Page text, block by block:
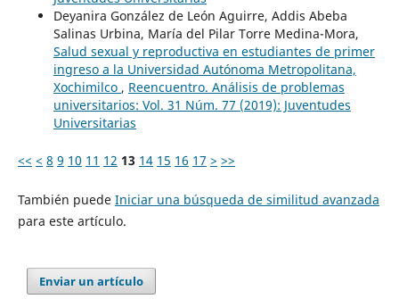
Deyanira González de León Aguirre, Addis Abeba
Salinas Urbina, María del Pilar Torre Medina-Mora,
Salud sexual y reproductiva en estudiantes de primer
ingreso a la Universidad Autónoma Metropolitana,
Xochimilco , Reencuentro. Análisis de problemas
universitarios: Vol. 31 Núm. 77 (2019): Juventudes
Universitarias
<< < 8 9 10 11 12 13 14 15 16 17 > >>
También puede Iniciar una búsqueda de similitud avanzada
para este artículo.
Enviar un artículo